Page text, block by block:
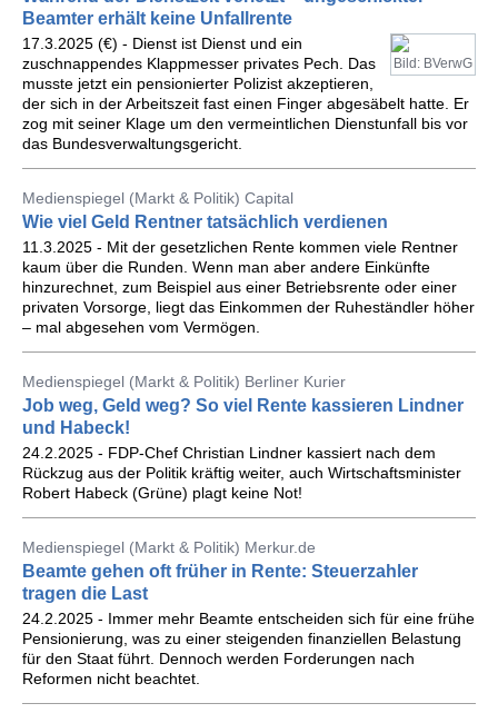
Beamter erhält keine Unfallrente
Bild: BVerwG
17.3.2025 (€) - Dienst ist Dienst und ein
zuschnappendes Klappmesser privates Pech. Das
musste jetzt ein pensionierter Polizist akzeptieren,
der sich in der Arbeitszeit fast einen Finger abgesäbelt hatte. Er
zog mit seiner Klage um den vermeintlichen Dienstunfall bis vor
das Bundesverwaltungsgericht.
Medienspiegel (Markt & Politik) Capital
Wie viel Geld Rentner tatsächlich verdienen
11.3.2025 - Mit der gesetzlichen Rente kommen viele Rentner
kaum über die Runden. Wenn man aber andere Einkünfte
hinzurechnet, zum Beispiel aus einer Betriebsrente oder einer
privaten Vorsorge, liegt das Einkommen der Ruheständler höher
– mal abgesehen vom Vermögen.
Medienspiegel (Markt & Politik) Berliner Kurier
Job weg, Geld weg? So viel Rente kassieren Lindner
und Habeck!
24.2.2025 - FDP-Chef Christian Lindner kassiert nach dem
Rückzug aus der Politik kräftig weiter, auch Wirtschaftsminister
Robert Habeck (Grüne) plagt keine Not!
Medienspiegel (Markt & Politik) Merkur.de
Beamte gehen oft früher in Rente: Steuerzahler
tragen die Last
24.2.2025 - Immer mehr Beamte entscheiden sich für eine frühe
Pensionierung, was zu einer steigenden finanziellen Belastung
für den Staat führt. Dennoch werden Forderungen nach
Reformen nicht beachtet.